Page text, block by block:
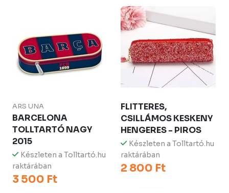
ARS UNA
BARCELONA
TOLLTARTÓ NAGY
2015
Készleten a Tolltartó.hu
raktárában
3 500 Ft
FLITTERES,
CSILLÁMOS KESKENY
HENGERES - PIROS
Készleten a Tolltartó.hu
raktárában
2 800 Ft